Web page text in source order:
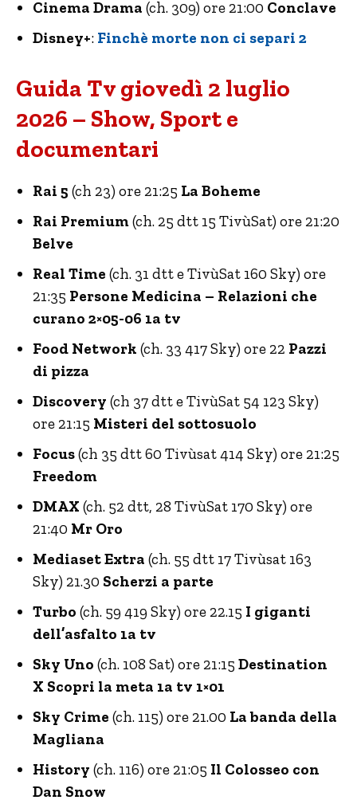
Cinema Drama (ch. 309) ore 21:00 Conclave
Disney+: Finchè morte non ci separi 2
Guida Tv giovedì 2 luglio
2026 – Show, Sport e
documentari
Rai 5 (ch 23) ore 21:25 La Boheme
Rai Premium(ch. 25 dtt 15 TivùSat) ore 21:20
Belve
Real Time (ch. 31 dtt e TivùSat 160 Sky) ore
21:35 Persone Medicina – Relazioni che
curano 2×05-06 1a tv
Food Network (ch. 33 417 Sky) ore 22 Pazzi
di pizza
Discovery (ch 37 dtt e TivùSat 54 123 Sky)
ore 21:15 Misteri del sottosuolo
Focus(ch 35 dtt 60 Tivùsat 414 Sky) ore 21:25
Freedom
DMAX (ch. 52 dtt, 28 TivùSat 170 Sky) ore
21:40 Mr Oro
Mediaset Extra (ch. 55 dtt 17 Tivùsat 163
Sky) 21.30 Scherzi a parte
Turbo (ch. 59 419 Sky) ore 22.15 I giganti
dell’asfalto 1a tv
Sky Uno (ch. 108 Sat) ore 21:15 Destination
X Scopri la meta 1a tv 1×01
Sky Crime (ch. 115) ore 21.00 La banda della
Magliana
History (ch. 116) ore 21:05 Il Colosseo con
Dan Snow